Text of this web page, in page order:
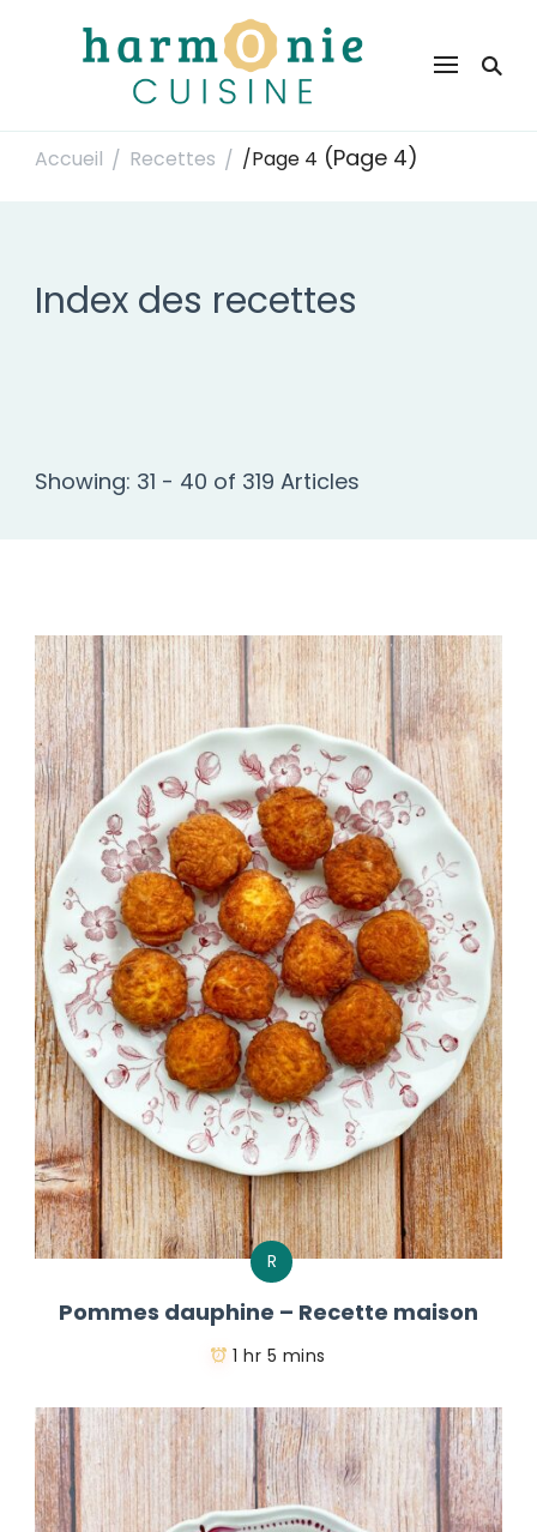
Harmonie Cuisine
Accueil / Recettes / /Page 4 (Page 4)
Index des recettes
Showing: 31 - 40 of 319 Articles
R
Pommes dauphine – Recette maison
1 hr 5 mins